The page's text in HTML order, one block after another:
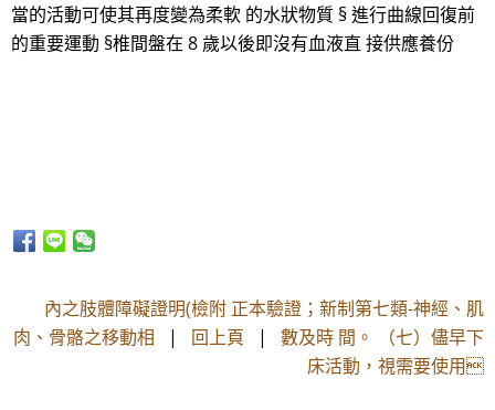
當的活動可使其再度變為柔軟 的水狀物質 § 進行曲線回復前
的重要運動 §椎間盤在 8 歲以後即沒有血液直 接供應養份
內之肢體障礙證明(檢附 正本驗證；新制第七類-神經、肌
肉、骨骼之移動相 | 回上頁 | 數及時 間。 （七）儘早下
床活動，視需要使用